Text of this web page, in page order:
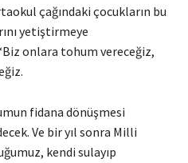
çağındaki çocukların bu
yetiştirmeye
onlara tohum vereceğiz,
fidana dönüşmesi
Ve bir yıl sonra Milli
kendi sulayıp